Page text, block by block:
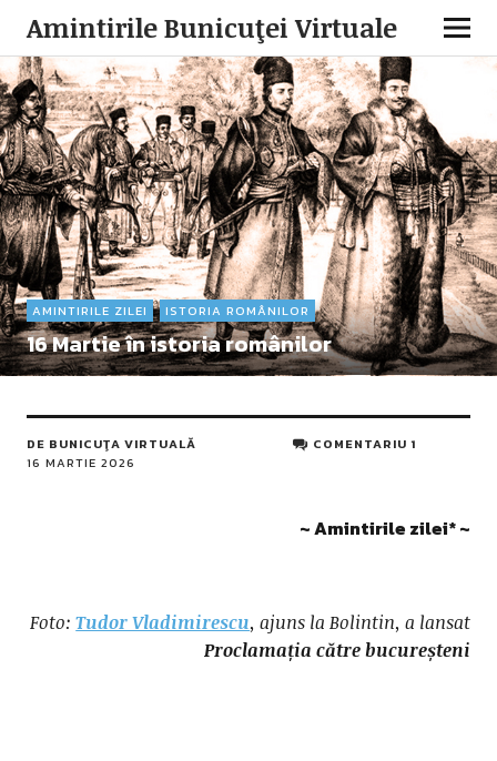
Amintirile Bunicuţei Virtuale
AMINTIRILE ZILEI ISTORIA ROMÂNILOR
16 Martie în istoria românilor
DE BUNICUŢA VIRTUALĂ
16 MARTIE 2026
COMENTARIU 1
~ Amintirile zilei*~
Foto:Tudor Vladimirescu, ajuns la Bolintin, a lansat
Proclamația către bucureșteni